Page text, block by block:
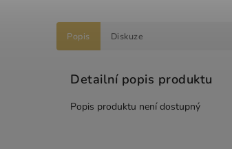
Popis Diskuze
Detailní popis produktu
Popis produktu není dostupný